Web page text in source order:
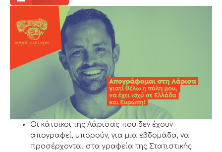
Οι κάτοικοι της Λάρισας που δεν έχουν
απογραφεί, μπορούν, για μια εβδομάδα, να
προσέρχονται στα γραφεία της Στατιστικής